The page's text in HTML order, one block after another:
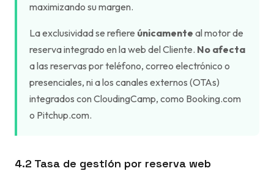
maximizando su margen.
La exclusividad se refiere únicamente al motor de
reserva integrado en la web del Cliente. No afecta
a las reservas por teléfono, correo electrónico o
presenciales, ni a los canales externos (OTAs)
integrados con CloudingCamp, como Booking.com
o Pitchup.com.
4.2 Tasa de gestión por reserva web